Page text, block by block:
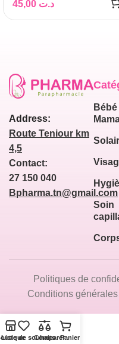
د.ت
Address:
Route Teniour km
4,5
Contact:
27 150 040
Bpharma.tn@gmail.com
Bébé
Soin
Politiques de
Conditions
Liste de souhaits
ComparerPanier